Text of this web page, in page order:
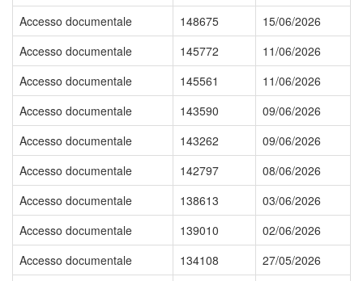
Accesso documentale
148675
15/06/2026
Accesso documentale
145772
11/06/2026
Accesso documentale
145561
11/06/2026
Accesso documentale
143590
09/06/2026
Accesso documentale
143262
09/06/2026
Accesso documentale
142797
08/06/2026
Accesso documentale
138613
03/06/2026
Accesso documentale
139010
02/06/2026
Accesso documentale
134108
27/05/2026